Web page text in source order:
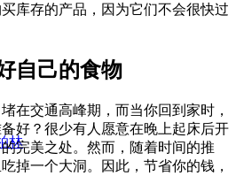
林
库存的产品，因为它们不会很快过
自己的食物
在交通高峰期，而当你回到家时，
好？很少有人愿意在晚上起床后开
完美之处。然而，随着时间的推
掉一个大洞。因此，节省你的钱，